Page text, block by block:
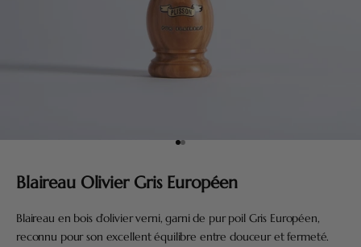
Aller à l'élément 1
Aller à l'élément 2
Blaireau Olivier Gris Européen
Blaireau en bois d’olivier verni, garni de pur poil Gris Européen,
reconnu pour son excellent équilibre entre douceur et fermeté.